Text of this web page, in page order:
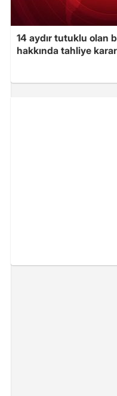
14 aydır tutuklu olan
hakkında tahliye